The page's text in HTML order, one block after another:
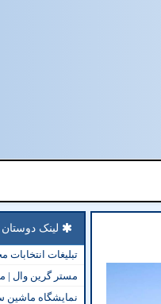
لینک دوستان
تبلیغات
مستر گرین وال |
نمایشگاه ماشین